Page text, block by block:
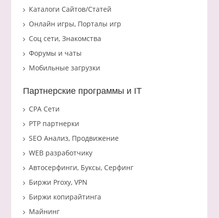
Каталоги Сайтов/Статей
Онлайн игры, Порталы игр
Соц сети, Знакомства
Форумы и чаты
Мобильные загрузки
Партнерские программы и IT
CPA Сети
PTP партнерки
SEO Анализ, Продвижение
WEB разработчику
Автосерфинги, Буксы, Серфинг
Биржи Proxy, VPN
Биржи копирайтинга
Майнинг